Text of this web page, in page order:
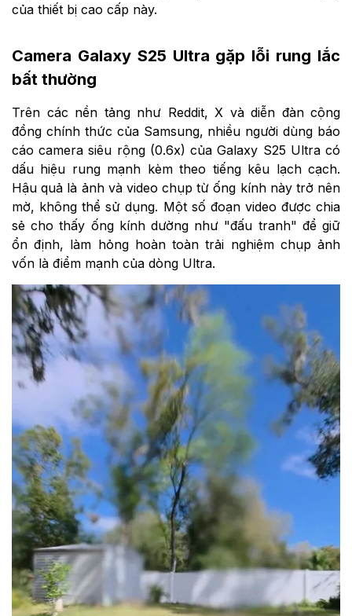
của thiết bị cao cấp này.
Camera Galaxy S25 Ultra gặp lỗi rung lắc
bất thường
Trên các nền tảng như Reddit, X và diễn đàn cộng
đồng chính thức của Samsung, nhiều người dùng báo
cáo camera siêu rộng (0.6x) của Galaxy S25 Ultra có
dấu hiệu rung mạnh kèm theo tiếng kêu lạch cạch.
Hậu quả là ảnh và video chụp từ ống kính này trở nên
mờ, không thể sử dụng. Một số đoạn video được chia
sẻ cho thấy ống kính dường như "đấu tranh" để giữ
ổn định, làm hỏng hoàn toàn trải nghiệm chụp ảnh
vốn là điểm mạnh của dòng Ultra.